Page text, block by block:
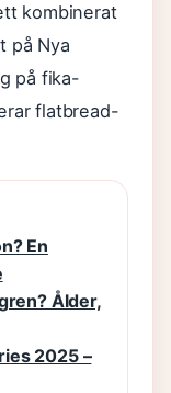
kombinerat
på Nya
på fika-
flatbread-
En
Ålder,
2025 –